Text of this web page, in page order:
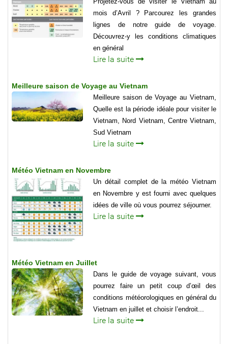
mois d’Avril ? Parcourez les grandes
lignes de notre guide de voyage.
Découvrez-y les conditions climatiques
en général
Lire la suite
Meilleure saison de Voyage au Vietnam
Meilleure saison de Voyage au Vietnam,
Quelle est la période idéale pour visiter le
Vietnam, Nord Vietnam, Centre Vietnam,
Sud Vietnam
Lire la suite
Météo Vietnam en Novembre
Un détail complet de la météo Vietnam
en Novembre y est fourni avec quelques
idées de ville où vous pourrez séjourner.
Lire la suite
Météo Vietnam en Juillet
Dans le guide de voyage suivant, vous
pourrez faire un petit coup d’œil des
conditions météorologiques en général du
Vietnam en juillet et choisir l’endroit...
Lire la suite